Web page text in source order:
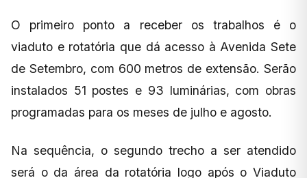
O primeiro ponto a receber os trabalhos é o
viaduto e rotatória que dá acesso à Avenida Sete
de Setembro, com 600 metros de extensão. Serão
instalados 51 postes e 93 luminárias, com obras
programadas para os meses de julho e agosto.
Na sequência, o segundo trecho a ser atendido
será o da área da rotatória logo após o Viaduto